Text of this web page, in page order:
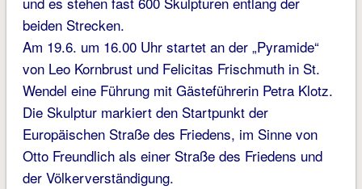
beiden Strecken.
Am 19.6. um 16.00 Uhr startet an der „Pyramide“
von Leo Kornbrust und Felicitas Frischmuth in St.
Wendel eine Führung mit Gästeführerin Petra Klotz.
Die Skulptur markiert den Startpunkt der
Europäischen Straße des Friedens, im Sinne von
Otto Freundlich als einer Straße des Friedens und
der Völkerverständigung.